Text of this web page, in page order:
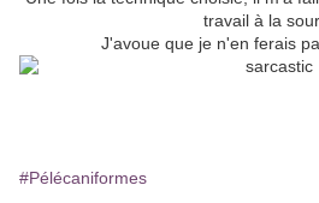
travail à la
J'avoue que je n'en ferais
#Pélécaniformes